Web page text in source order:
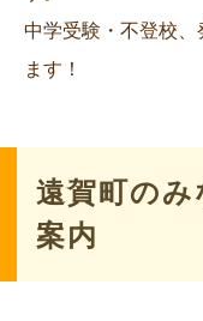
中学受験・不登校
ます！
遠賀町の
案内